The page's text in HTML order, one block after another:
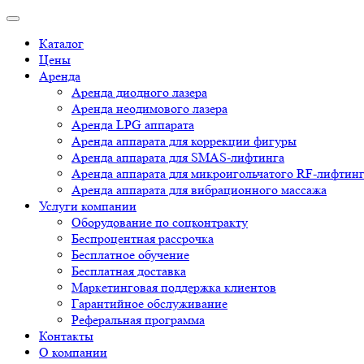
Каталог
Цены
Аренда
Аренда диодного лазера
Аренда неодимового лазера
Аренда LPG аппарата
Аренда аппарата для коррекции фигуры
Аренда аппарата для SMAS-лифтинга
Аренда аппарата для микроигольчатого RF-
Аренда аппарата для вибрационного массажа
Услуги компании
Оборудование по соцконтракту
Беспроцентная рассрочка
Бесплатное обучение
Бесплатная доставка
Маркетинговая поддержка клиентов
Гарантийное обслуживание
Реферальная программа
Контакты
О компании